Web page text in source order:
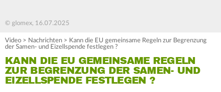
© glomex, 16.07.2025
Video > Nachrichten > Kann die EU gemeinsame Regeln zur Begrenzung
der Samen- und Eizellspende festlegen ?
KANN DIE EU GEMEINSAME REGELN
ZUR BEGRENZUNG DER SAMEN- UND
EIZELLSPENDE FESTLEGEN ?